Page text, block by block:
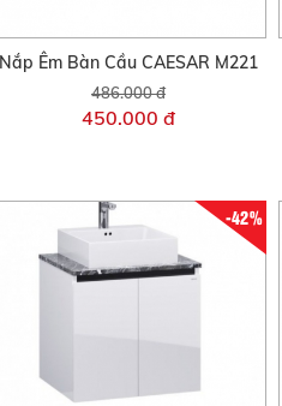
Nắp Êm Bàn Cầu CAESAR M221
486.000 đ
450.000 đ
-42%